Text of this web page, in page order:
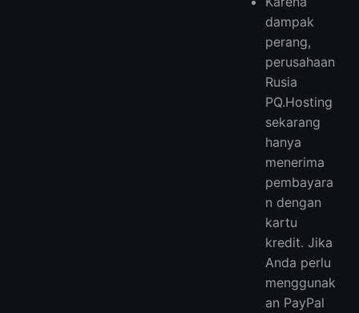
dampak
perang,
perusahaan
Rusia
PQ.Hosting
sekarang
hanya
menerima
pembayara
n dengan
kartu
kredit. Jika
Anda perlu
menggunak
an PayPal